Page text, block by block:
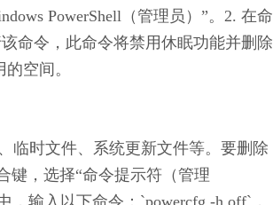
PowerShell（管理员）”。2. 在命
命令，此命令将禁用休眠功能并删除
空间。
临时文件、系统更新文件等。要删除
键，选择“命令提示符（管理